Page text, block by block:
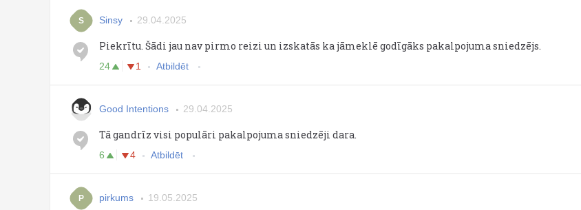
S Sinsy 29.04.2025
Piekrītu. Šādi jau nav pirmo reizi un izskatās ka jāmeklē godīgāks pakalpojuma sniedzējs.
24 1 Atbildēt
Good Intentions 29.04.2025
Tā gandrīz visi populāri pakalpojuma sniedzēji dara.
6 4 Atbildēt
P pirkums 19.05.2025